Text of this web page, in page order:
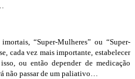
“Super-Mulheres” ou “Super-
cada vez mais importante, estabelecer
ou então depender de medicação
não passar de um paliativo…